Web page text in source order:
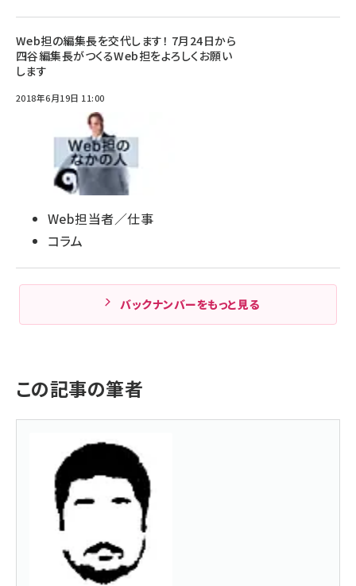
Web担の編集長を交代します！ 7月24日から
四谷編集長がつくるWeb担をよろしくお願い
します
2018年6月19日 11:00
Web担当者／仕事
コラム
バックナンバーをもっと見る
この記事の筆者